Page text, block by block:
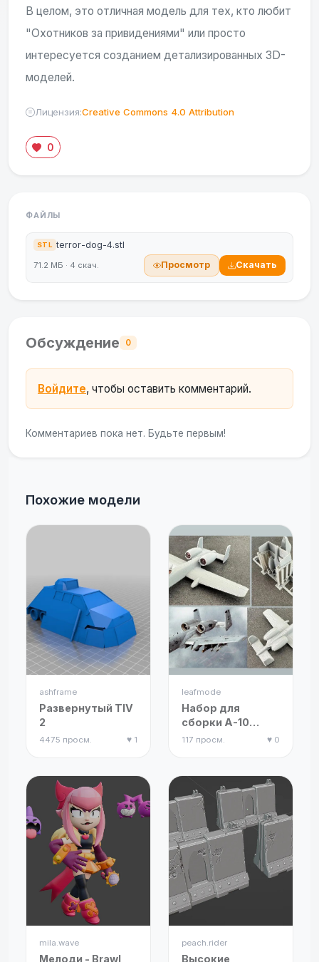
В целом, это отличная модель для тех, кто любит
"Охотников за привидениями" или просто
интересуется созданием детализированных 3D-
моделей.
Лицензия:Creative Commons 4.0 Attribution
0
ФАЙЛЫ
STL terror-dog-4.stl
71.2 МБ · 4 скач. Просмотр Скачать
Обсуждение 0
Войдите, чтобы оставить комментарий.
Комментариев пока нет. Будьте первым!
Похожие модели
ashframe
Развернутый TIV
2
4475 просм. ♥ 1
leafmode
Набор для
сборки A-10
Thunderbolt
117 просм. ♥ 0
mila.wave
Мелоди - Brawl
peach.rider
Высокие